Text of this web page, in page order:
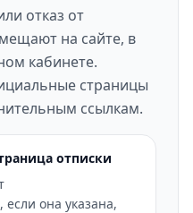
отказ от
на сайте, в
кабинете.
страницы
ссылкам.
отписки
она указана,